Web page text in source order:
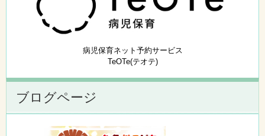
病児保育ネット予約サービス
TeOTe(テオテ)
ブログページ